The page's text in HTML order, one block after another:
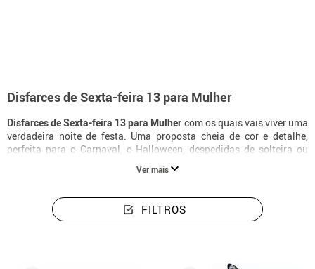
Disfarces de Sexta-feira 13 para Mulher
Disfarces de Sexta-feira 13 para Mulher com os quais vais viver uma
verdadeira noite de festa. Uma proposta cheia de cor e detalhe,
perfeita para o Carnaval, o Halloween, despedidas de solteira ou
qualquer ocasião especial em que queiras destacar-te.
Ver mais
FILTROS